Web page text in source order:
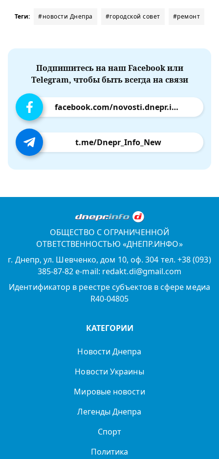
Теги: #новости Днепра #городской совет #ремонт
Подпишитесь на наш Facebook или
Telegram, чтобы быть всегда на связи
facebook.com/novosti.dnepr.info
t.me/Dnepr_Info_New
ОБЩЕСТВО С ОГРАНИЧЕННОЙ
ОТВЕТСТВЕННОСТЬЮ «ДНЕПР.ИНФО»
г. Днепр, ул. Шевченко, дом 10, оф. 304 тел. +38 (093)
385-87-82 e-mail: redakt.di@gmail.com
Идентификатор в реестре субъектов в сфере медиа
R40-04805
КАТЕГОРИИ
Новости Днепра
Новости Украины
Мировые новости
Легенды Днепра
Спорт
Политика